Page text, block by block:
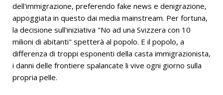
dell'immigrazione, preferendo fake news e denigrazione,
appoggiata in questo dai media mainstream. Per fortuna,
la decisione sull'iniziativa "No ad una Svizzera con 10
milioni di abitanti" spetterà al popolo. E il popolo, a
differenza di troppi esponenti della casta immigrazionista,
i danni delle frontiere spalancate li vive ogni giorno sulla
propria pelle.